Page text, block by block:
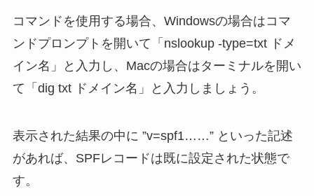
コマンドを使用する場合、Windowsの場合はコマ
ンドプロンプトを開いて「nslookup -type=txt ドメ
イン名」と入力し、Macの場合はターミナルを開い
て「dig txt ドメイン名」と入力しましょう。
表示された結果の中に ”v=spf1……” といった記述
があれば、SPFレコードは既に設定された状態で
す。